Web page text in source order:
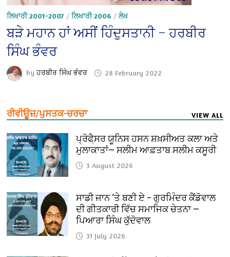
ਲਿਖਾਰੀ 2001-2007 /ਲਿਖਾਰੀ 2006 /ਲੇਖ
ਬੜੇ ਮਹਾਨ ਹਾਂ ਅਸੀਂ ਹਿੰਦੁਸਤਾਨੀ – ਹਰਬੀਰ
ਸਿੰਘ ਭੰਵਰ
byਹਰਬੀਰ ਸਿੰਘ ਭੰਵਰ 28 February 2022
ਰੀਵੀਊਜ਼/ਪੁਸਤਕ-ਚਰਚਾ VIEW ALL
ਪ੍ਰੋਫੈ਼ਸਰ ਯੂਨਿਸ ਹਸਨ ਸ਼ਖ਼ਸੀਅਤ ਕਲਾ ਅਤੇ
ਮੁਲਾਕਾਤਾਂ— ਸਲੀਮ ਆਫ਼ਤਾਬ ਸਲੀਮ ਕਸੂਰੀ
3 August 2026
ਸਾਡੀ ਜਾਨ ‘ਤੇ ਬਣੀ ਏ – ਗੁਰਮਿੰਦਰ ਕੈਂਡੋਵਾਲ
ਦੀ ਗੀਤਕਾਰੀ ਵਿੱਚ ਸਮਾਜਿਕ ਚੇਤਨਾ —
ਪਿਆਰਾ ਸਿੰਘ ਕੁੱਦੋਵਾਲ
31 July 2026